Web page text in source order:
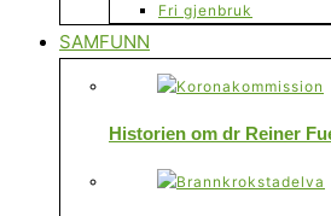
Fri gjenbruk
SAMFUNN
Historien om dr Reiner